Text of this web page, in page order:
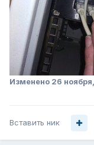
Изменено 26
Вставить ник